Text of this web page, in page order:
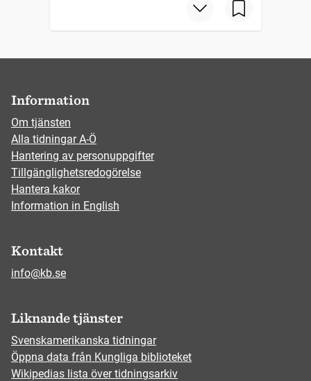
Information
Om tjänsten
Alla tidningar A-Ö
Hantering av personuppgifter
Tillgänglighetsredogörelse
Hantera kakor
Information in English
Kontakt
info@kb.se
Liknande tjänster
Svenskamerikanska tidningar
Öppna data från Kungliga biblioteket
Wikipedias lista över tidningsarkiv